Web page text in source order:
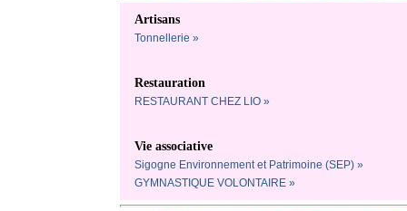
Artisans
Tonnellerie »
Restauration
RESTAURANT CHEZ LIO »
Vie associative
Sigogne Environnement et Patrimoine (SEP) »
GYMNASTIQUE VOLONTAIRE »